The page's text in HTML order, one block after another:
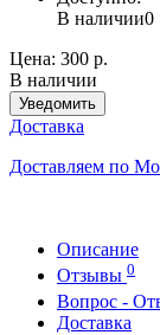
В наличии0
Цена: 300 р.
В наличии
Уведомить
Доставка
Доставляем по
Описание
Отзывы 0
Вопрос -
Доставка